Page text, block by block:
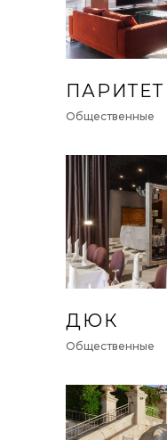
ПАРИТЕТ
Общественные
ДЮК
Общественные